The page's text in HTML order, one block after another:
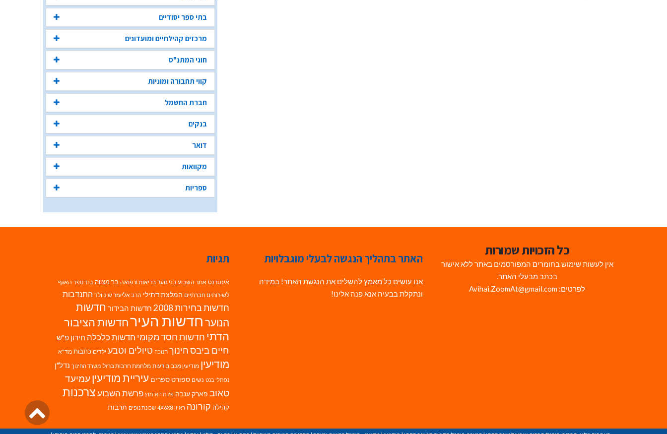
בתי ספר יסודיים
מרכזים קהילתיים ומועדונים
חוגי המתנ"ס
קווי תחבורה ומוניות
חברת החשמל
בנקים
דואר
מקוואות
ספריות
כל הזכויות שמורות
אין לעשות שימוש בחומרים המפורסמים באתר ללא אישור
בכתב מבעלי האתר.
לפרטים: Avihai.ZoomAt@gmail.com
האתר בתהליך הנגשה לבעלי מוגבלויות
אנו עושים כל מאמץ להשלים את הנגשת האתר! במידה
ונתקלת בבעיה אנא פנה אלינו!
תגיות
אינטרנט אתר השבוע בני נוער בריאות ורפואה בר מצווה בתי ספר האגף
לשירותים חברתיים המלצת דתילי הרב אליעזר שינוולד התנדבות
חדשות בחירות 2008 חדשות הבידור חדשות
הנוערחדשות העירחדשות הציבור
הדתי חדשות חסד מקומי חדשות כלכלה חידון פ"ש
חיים ביבסחינוך חנוכה טיולים וטבע ילדים כתבות מד"א
מודיעין מודיעין מכבים רעות מלחמת חרבות ברזל משרד החינוך נדל"ן
נפתלי בנט נשים ספורט ספרים עיריית מודיעין עמיעד
טאוב פארק ענבה פינת האימוץ פרשת השבועצרכנות
קהילה קורונה ראיון 4X6X8 שכונת נופים תרבות